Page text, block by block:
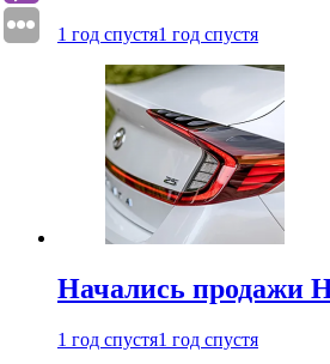
1 год спустя1 год спустя
Начались продажи
1 год спустя1 год спустя